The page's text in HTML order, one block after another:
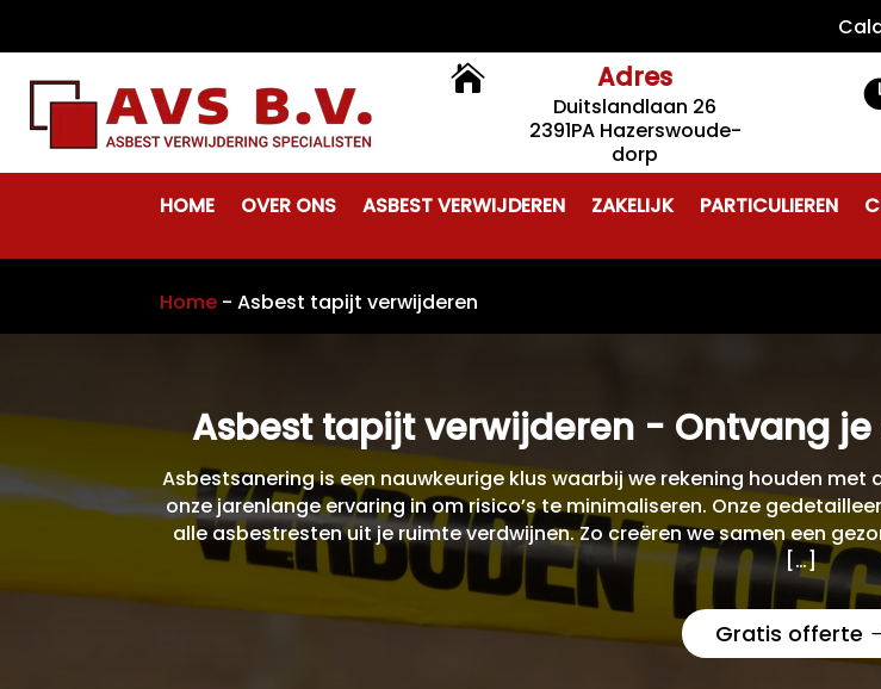
 Adres
Duitslandlaan 26
2391PA Hazerswoude-
dorp
HOME OVER ONS ASBEST VERWIJDEREN ZAKELIJK PARTICULIEREN
Home -Asbest tapijt verwijderen
Asbest tapijt verwijderen - Ontvang
Asbestsanering is een nauwkeurige klus waarbij we rekening houden
onze jarenlange ervaring in om risico’s te minimaliseren. Onze
alle asbestresten uit je ruimte verdwijnen. Zo creëren we samen een
[…]
Gratis offerte